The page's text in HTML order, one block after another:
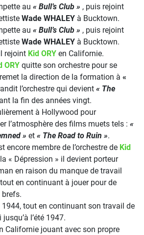
au « Bull’s Club » , puis rejoint
Wade WHALEY à Bucktown.
au « Bull’s Club » , puis rejoint
Wade WHALEY à Bucktown.
rejoint Kid ORY en Californie.
ORY quitte son orchestre pour se
la direction de la formation à «
l’orchestre qui devient « The
la fin des années vingt.
à Hollywood pour
l’atmosphère des films muets tels : «
» et « The Road to Ruin ».
encore membre de l’orchestre de Kid
« Dépression » il devient porteur
en raison du manque de travail
en continuant à jouer pour de
1944, tout en continuant son travail de
l’été 1947.
Californie jouant avec son propre